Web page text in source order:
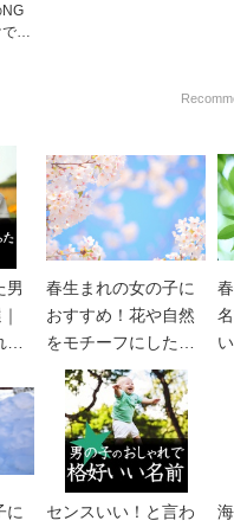
NG
得
男
春生まれの女の子に
おすすめ！花や自然
をモチーフにしたか
わいい名前211選
に
センスいい！と言わ